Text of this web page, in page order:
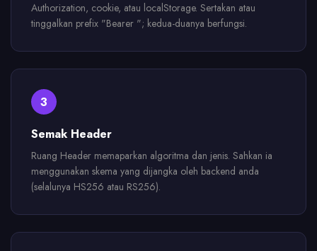
Authorization, cookie, atau localStorage. Sertakan atau
tinggalkan prefix "Bearer "; kedua-duanya berfungsi.
3
Semak Header
Ruang Header memaparkan algoritma dan jenis. Sahkan ia
menggunakan skema yang dijangka oleh backend anda
(selalunya HS256 atau RS256).